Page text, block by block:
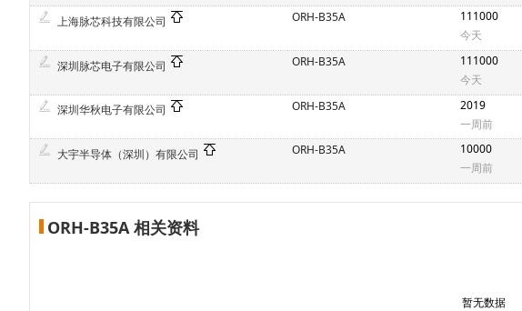
上海脉芯科技有限公司 ORH-B35A
111000
今天
深圳脉芯电子有限公司 ORH-B35A
111000
今天
深圳华秋电子有限公司 ORH-B35A
2019
一周前
大宇半导体（深圳）有限公司 ORH-B35A
10000
一周前
ORH-B35A 相关资料
暂无数据